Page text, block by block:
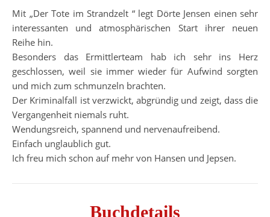
Mit „Der Tote im Strandzelt “ legt Dörte Jensen einen sehr
interessanten und atmosphärischen Start ihrer neuen
Reihe hin.
Besonders das Ermittlerteam hab ich sehr ins Herz
geschlossen, weil sie immer wieder für Aufwind sorgten
und mich zum schmunzeln brachten.
Der Kriminalfall ist verzwickt, abgründig und zeigt, dass die
Vergangenheit niemals ruht.
Wendungsreich, spannend und nervenaufreibend.
Einfach unglaublich gut.
Ich freu mich schon auf mehr von Hansen und Jepsen.
Buchdetails